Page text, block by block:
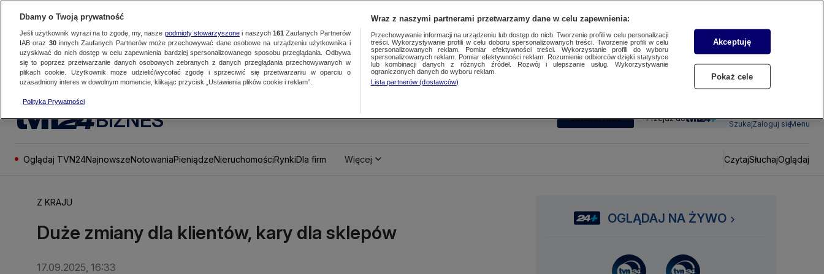
BIZNES SUBSKRYBUJ Przejdź do
SzukajZaloguj sięMenu
Oglądaj TVN24NajnowszeNotowaniaPieniądzeNieruchomościRynkiDla firm Więcej CzytajSłuchajOglądaj
Z KRAJU
Duże zmiany dla klientów, kary dla sklepów
17.09.2025, 16:33
OGLĄDAJ NA ŻYWO
Dbamy o Twoją prywatność
Jeśli użytkownik wyrazi na to zgodę, my, nasze podmioty stowarzyszonei naszych 161 Zaufanych Partnerów
IAB oraz 30innych Zaufanych Partnerów może przechowywać dane osobowe na urządzeniu użytkownika i
uzyskiwać do nich dostęp w celu zapewnienia bardziej spersonalizowanego sposobu przeglądania. Odbywa
się to poprzez przetwarzanie danych osobowych zebranych z danych przeglądania przechowywanych w
plikach cookie. Użytkownik może udzielić/wycofać zgodę i sprzeciwić się przetwarzaniu w oparciu o
uzasadniony interes w dowolnym momencie, klikając przycisk „Ustawienia plików cookie i reklam”.
Polityka Prywatności
Wraz z naszymi partnerami przetwarzamy dane w celu zapewnienia:
Przechowywanie informacji na urządzeniu lub dostęp do nich. Tworzenie profili w celu personalizacji
treści. Wykorzystywanie profili w celu doboru spersonalizowanych treści. Tworzenie profili w celu
spersonalizowanych reklam. Pomiar efektywności treści. Wykorzystanie profili do wyboru
spersonalizowanych reklam. Pomiar efektywności reklam. Rozumienie odbiorców dzięki statystyce
lub kombinacji danych z różnych źródeł. Rozwój i ulepszanie usług. Wykorzystywanie
ograniczonych danych do wyboru reklam.
Lista partnerów (dostawców)
Akceptuję
Pokaż cele